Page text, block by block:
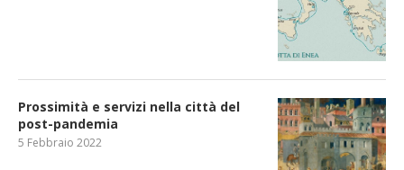
Prossimità e servizi nella città del
post-pandemia
5 Febbraio 2022